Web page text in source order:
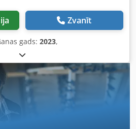
Zvanīt
gads: 2023,